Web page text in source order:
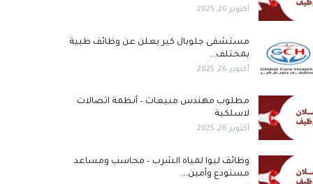
أكتوبر 26, 2025
مستشفى جلوبال كير يعلن عن وظائف طبية
بمختلف…
أكتوبر 26, 2025
مطلوب مهندس مبيعات – أنظمة اتصالات
لاسلكية
أكتوبر 26, 2025
وظائف ليوا لمياه الشرب – محاسب ومساعد
مستودع وأمين…